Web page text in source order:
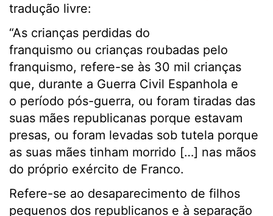
tradução livre:
“As crianças perdidas do
franquismo ou crianças roubadas pelo
franquismo, refere-se às 30 mil crianças
que, durante a Guerra Civil Espanhola e
o período pós-guerra, ou foram tiradas das
suas mães republicanas porque estavam
presas, ou foram levadas sob tutela porque
as suas mães tinham morrido […] nas mãos
do próprio exército de Franco.
Refere-se ao desaparecimento de filhos
pequenos dos republicanos e à separação